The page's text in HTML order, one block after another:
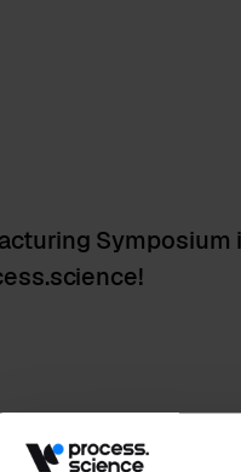
Symposium